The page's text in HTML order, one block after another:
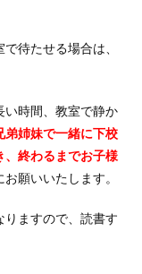
待たせる場合は、
時間、教室で静か
弟姉妹で一緒に下校
、終わるまでお子様
お願いいたします。
ますので、読書す